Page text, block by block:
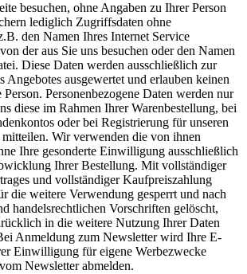
besuchen, ohne Angaben zu Ihrer Person
lediglich Zugriffsdaten ohne
den Namen Ihres Internet Service
der aus Sie uns besuchen oder den Namen
Diese Daten werden ausschließlich zur
Angebotes ausgewertet und erlauben keinen
Personenbezogene Daten werden nur
diese im Rahmen Ihrer Warenbestellung, bei
oder bei Registrierung für unseren
Wir verwenden die von ihnen
Ihre gesonderte Einwilligung ausschließlich
Ihrer Bestellung. Mit vollständiger
und vollständiger Kaufpreiszahlung
die weitere Verwendung gesperrt und nach
handelsrechtlichen Vorschriften gelöscht,
in die weitere Nutzung Ihrer Daten
Anmeldung zum Newsletter wird Ihre E-
Einwilligung für eigene Werbezwecke
Newsletter abmelden.